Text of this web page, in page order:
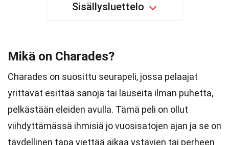
Sisällysluettelo
Mikä on Charades?
Charades on suosittu seurapeli, jossa pelaajat
yrittävät esittää sanoja tai lauseita ilman puhetta,
pelkästään eleiden avulla. Tämä peli on ollut
viihdyttämässä ihmisiä jo vuosisatojen ajan ja se on
täydellinen tapa viettää aikaa ystävien tai perheen